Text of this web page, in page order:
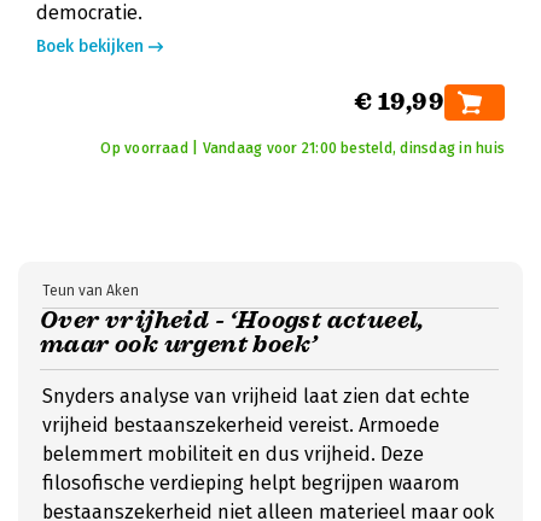
democratie.
Boek bekijken
€ 19,99
Op voorraad | Vandaag voor 21:00 besteld, dinsdag in huis
Over vrijheid - ‘Hoogst actueel,
maar ook urgent boek’
Teun van Aken
Snyders analyse van vrijheid laat zien dat echte
vrijheid bestaanszekerheid vereist. Armoede
belemmert mobiliteit en dus vrijheid. Deze
filosofische verdieping helpt begrijpen waarom
bestaanszekerheid niet alleen materieel maar ook